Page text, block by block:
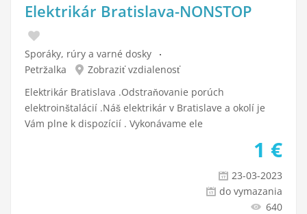
Elektrikár Bratislava-NONSTOP
Sporáky, rúry a varné dosky
Petržalka
Zobraziť vzdialenosť
Elektrikár Bratislava .Odstraňovanie porúch
elektroinštalácií .Náš elektrikár v Bratislave a okolí je
Vám plne k dispozícií . Vykonávame ele
1 €
23-03-2023
do vymazania
640